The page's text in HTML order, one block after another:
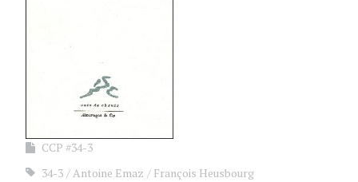
CCP #34-3
34-3
Antoine Emaz François Heusbourg